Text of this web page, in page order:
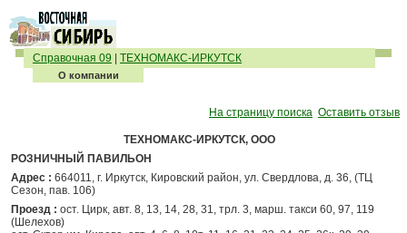
Справочная 09 ТЕХНОМАКС-ИРКУТСК
О компании
На страницу поиска Оставить отзыв
ТЕХНОМАКС-ИРКУТСК, ООО
РОЗНИЧНЫЙ ПАВИЛЬОН
Адрес : 664011, г. Иркутск, Кировский район, ул. Свердлова, д. 36, (ТЦ
Сезон, пав. 106)
Проезд : ост. Цирк, авт. 8, 13, 14, 28, 31, трл. 3, марш. такси 60, 97, 119
(Шелехов)